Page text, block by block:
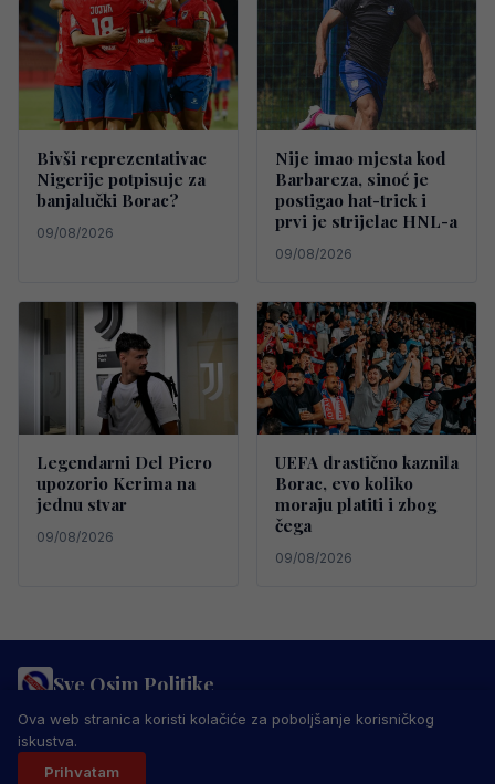
Bivši reprezentativac
Nigerije potpisuje za
banjalučki Borac?
09/08/2026
Nije imao mjesta kod
Barbareza, sinoć je
postigao hat-trick i
prvi je strijelac HNL-a
09/08/2026
Legendarni Del Piero
upozorio Kerima na
jednu stvar
09/08/2026
UEFA drastično kaznila
Borac, evo koliko
moraju platiti i zbog
čega
09/08/2026
Sve Osim Politike
PRAVILA PRIVATNOSTI MARKETING
USLOVI KORIŠTENJA
IMPRESSUM
© 2026 Sve Osim Politike. Sva prava zadržana.
Ova web stranica koristi kolačiće za poboljšanje korisničkog
iskustva.
Prihvatam